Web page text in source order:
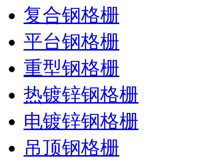
复合钢格栅
平台钢格栅
重型钢格栅
热镀锌钢格栅
电镀锌钢格栅
吊顶钢格栅